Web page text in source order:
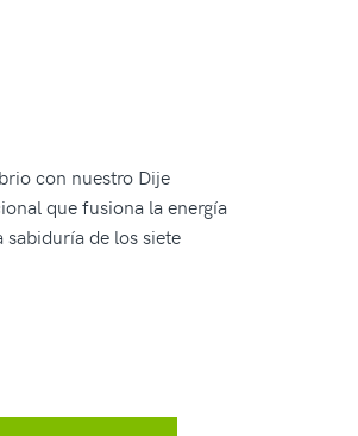
con nuestro Dije
que fusiona la energía
de los siete